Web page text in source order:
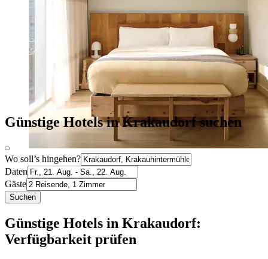
Günstige Hotels in Krakaudorf suchen
Wo soll’s hingehen?
Daten
Gäste
Suchen
Günstige Hotels in Krakaudorf:
Verfügbarkeit prüfen